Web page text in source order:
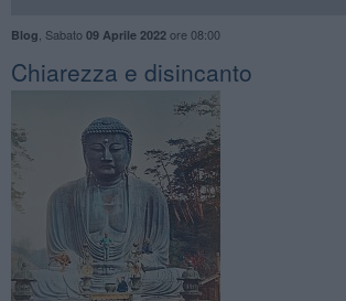
Blog Sabato 09 Aprile 2022ore 08:00
​Chiarezza e disincanto